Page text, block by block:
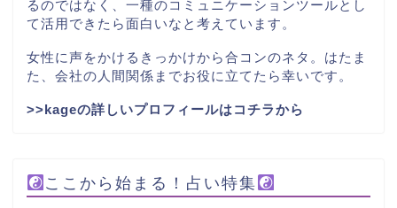
るのではなく、一種のコミュニケーションツールとし
て活用できたら面白いなと考えています。
女性に声をかけるきっかけから合コンのネタ。はたま
た、会社の人間関係までお役に立てたら幸いです。
>>kageの詳しいプロフィールはコチラから
ここから始まる！占い特集